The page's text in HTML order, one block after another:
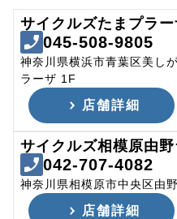
サイクルズたまプラ
045-508-9805
神奈川県横浜市青葉区美し
ラーザ 1F
店舗詳細
サイクルズ相模原由
042-707-4082
神奈川県相模原市中央区由
店舗詳細